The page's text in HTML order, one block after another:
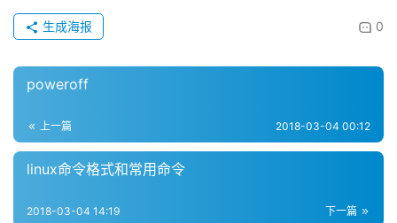
0
生成海报
poweroff
上一篇 2018-03-04 00:12
linux命令格式和常用命令
下一篇
2018-03-04 14:19